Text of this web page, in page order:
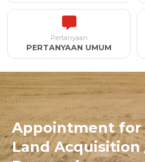
Pertanyaan
PERTANYAAN UMUM
Appointment for
Land